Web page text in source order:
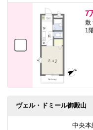
7
敷
1
ヴェル・ドミール御殿山
中央本